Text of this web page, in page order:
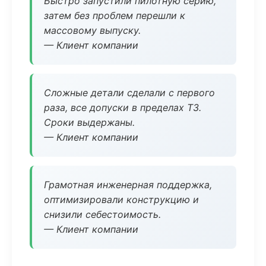
затем без проблем перешли к
массовому выпуску.
— Клиент компании
Сложные детали сделали с первого
раза, все допуски в пределах ТЗ.
Сроки выдержаны.
— Клиент компании
Грамотная инженерная поддержка,
оптимизировали конструкцию и
снизили себестоимость.
— Клиент компании